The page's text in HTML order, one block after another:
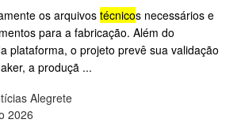
os arquivos técnicos necessários e
para a fabricação. Além do
plataforma, o projeto prevê sua validação
a produçã ...
Alegrete
2026